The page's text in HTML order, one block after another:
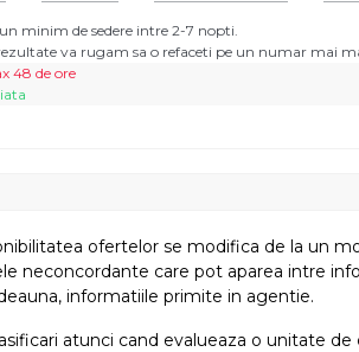
minim de sedere intre 2-7 nopti.
va rugam sa o refaceti pe un numar mai
48 de ore
ofertelor se modifica de la un
neconcordante care pot aparea intre
informatiile primite in agentie.
atunci cand evalueaza o unitate